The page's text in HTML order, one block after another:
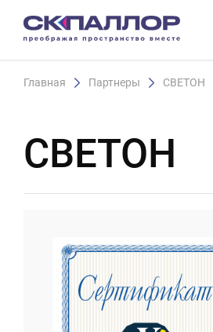
Главная Партнеры СВЕТОН
СВЕТОН